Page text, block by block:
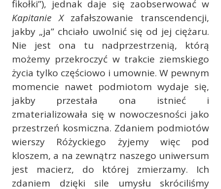
fikołki”), jednak daje się zaobserwować w
Kapitanie Xzafałszowanie transcendencji,
jakby „ja” chciało uwolnić się od jej ciężaru.
Nie jest ona tu nadprzestrzenią, którą
możemy przekroczyć w trakcie ziemskiego
życia tylko częściowo i umownie. W pewnym
momencie nawet podmiotom wydaje się,
jakby przestała ona istnieć i
zmaterializowała się w nowoczesności jako
przestrzeń kosmiczna. Zdaniem podmiotów
wierszy Różyckiego żyjemy więc pod
kloszem, a na zewnątrz naszego uniwersum
jest macierz, do której zmierzamy. Ich
zdaniem dzięki sile umysłu skróciliśmy